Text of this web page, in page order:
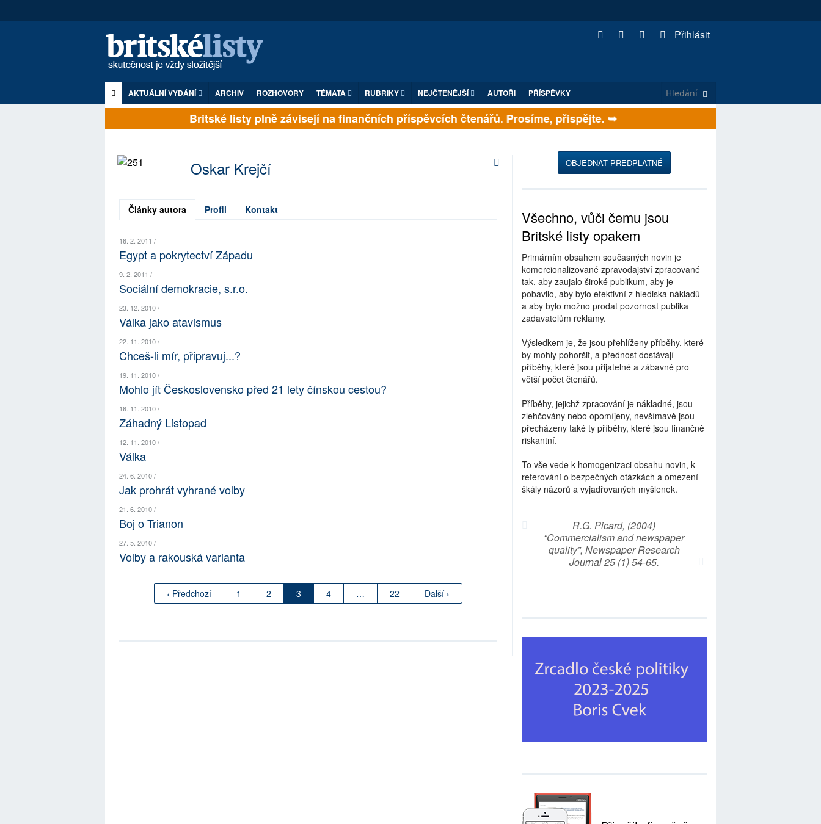
Přihlásit
AKTUÁLNÍ VYDÁNÍ ARCHIV ROZHOVORY TÉMATA RUBRIKY NEJČTENĚJŠÍ AUTOŘI PŘÍSPĚVKY
Britské listy plně závisejí na finančních příspěvcích čtenářů. Prosíme, přispějte. ➥
Oskar Krejčí
Články autora Profil Kontakt
16. 2. 2011 /
Egypt a pokrytectví Západu
9. 2. 2011 /
Sociální demokracie, s.r.o.
23. 12. 2010 /
Válka jako atavismus
22. 11. 2010 /
Chceš-li mír, připravuj...?
19. 11. 2010 /
Mohlo jít Československo před 21 lety čínskou cestou?
16. 11. 2010 /
Záhadný Listopad
12. 11. 2010 /
Válka
24. 6. 2010 /
Jak prohrát vyhrané volby
21. 6. 2010 /
Boj o Trianon
27. 5. 2010 /
Volby a rakouská varianta
‹ Předchozí 1 2 3 4 … 22 Další ›
OBJEDNAT PŘEDPLATNÉ
Všechno, vůči čemu jsou
Britské listy opakem
Primárním obsahem současných novin je
komercionalizované zpravodajství zpracované
tak, aby zaujalo široké publikum, aby je
pobavilo, aby bylo efektivní z hlediska nákladů
a aby bylo možno prodat pozornost publika
zadavatelům reklamy.
Výsledkem je, že jsou přehlíženy příběhy, které
by mohly pohoršit, a přednost dostávají
příběhy, které jsou přijatelné a zábavné pro
větší počet čtenářů.
Příběhy, jejichž zpracování je nákladné, jsou
zlehčovány nebo opomíjeny, nevšímavě jsou
přecházeny také ty příběhy, které jsou finančně
riskantní.
To vše vede k homogenizaci obsahu novin, k
referování o bezpečných otázkách a omezení
škály názorů a vyjadřovaných myšlenek.
R.G. Picard, (2004)
“Commercialism and newspaper
quality”, Newspaper Research
Journal 25 (1) 54-65.